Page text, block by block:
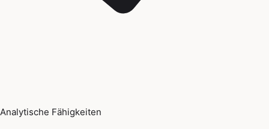
Analytische Fähigkeiten